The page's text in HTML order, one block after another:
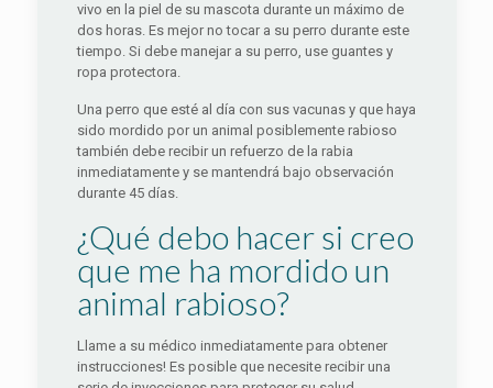
vivo en la piel de su mascota durante un máximo de
dos horas. Es mejor no tocar a su perro durante este
tiempo. Si debe manejar a su perro, use guantes y
ropa protectora.
Una perro que esté al día con sus vacunas y que haya
sido mordido por un animal posiblemente rabioso
también debe recibir un refuerzo de la rabia
inmediatamente y se mantendrá bajo observación
durante 45 días.
¿Qué debo hacer si creo
que me ha mordido un
animal rabioso?
Llame a su médico inmediatamente para obtener
instrucciones! Es posible que necesite recibir una